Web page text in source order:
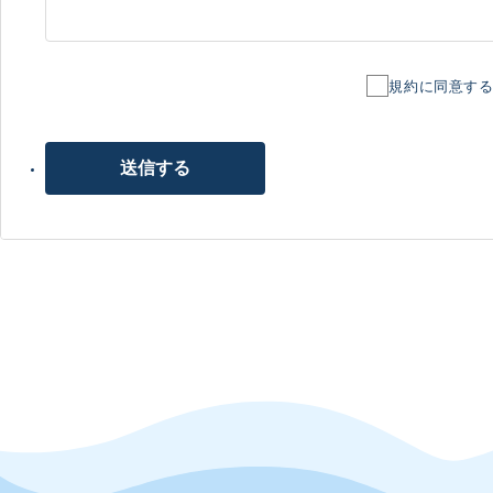
用する場合を含む本サービスの一切の利用について適用さ
とします。なお、法令上お客様の同意が必要となるような
を得るものとします。ただし、変更後の本規約の効力発生
第2条（会員登録）
会員登録希望者は、本サービスの会員登録ページから、当
規約に同意する
送信する